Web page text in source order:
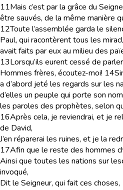
11Mais c’est par la grâce du
être sauvés, de la même manière
12Toute l’assemblée garda le
Paul, qui racontèrent tous les
avait faits par eux au milieu des
13Lorsqu’ils eurent cessé de
Hommes frères, écoutez-moi! 14
a d’abord jeté les regards sur les
d’elles un peuple qui porte son
les paroles des prophètes, selon
16Après cela, je reviendrai, et je
de David,
J’en réparerai les ruines, et je la
17Afin que le reste des hommes
Ainsi que toutes les nations sur
invoqué,
Dit le Seigneur, qui fait ces choses,